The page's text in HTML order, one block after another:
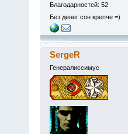
Благодарностей: 52
Без денег сон крепче =)
SergeR
Генералиссимус